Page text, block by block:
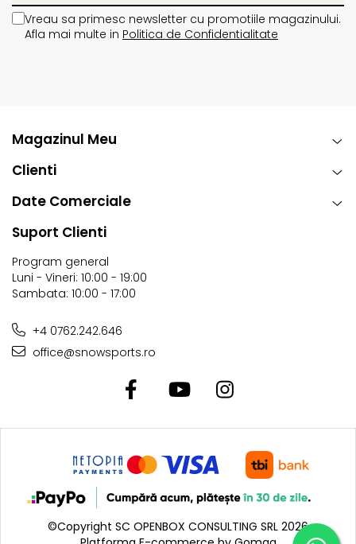
Vreau sa primesc newsletter cu promotiile magazinului.
Afla mai multe in Politica de Confidentialitate
Magazinul Meu
Clienti
Date Comerciale
Suport Clienti
Program general
Luni - Vineri: 10:00 - 19:00
Sambata: 10:00 - 17:00
+4 0762.242.646
office@snowsports.ro
©Copyright SC OPENBOX CONSULTING SRL 2026